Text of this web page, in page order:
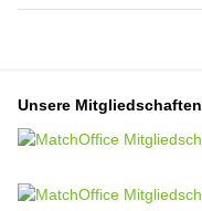
Unsere Mitgliedschaften